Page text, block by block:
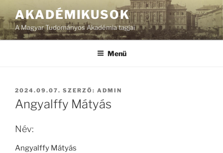
AKADÉMIKUSOK
A Magyar Tudományos Akadémia tagjai
Menü
BEKÜLDVE:
2024.09.07. SZERZŐ: ADMIN
Angyalffy Mátyás
Név:
Angyalffy Mátyás